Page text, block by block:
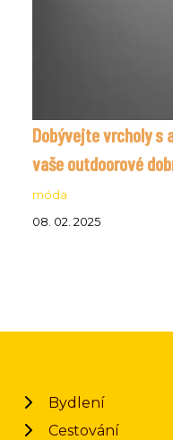
Dobývejte vrcholy s
vaše outdoorové
móda
08. 02. 2025
Bydlení
Cestování